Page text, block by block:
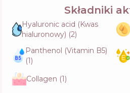
Składniki
Hyaluronic acid (Kwas
hialuronowy) (2)
Panthenol (Vitamin B5)
(1)
Collagen (1)